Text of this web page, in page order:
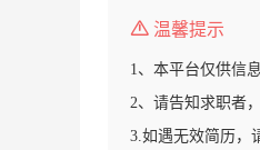
温馨提示
1、本平台仅供信
2、请告知求职者
3.如遇无效简历，